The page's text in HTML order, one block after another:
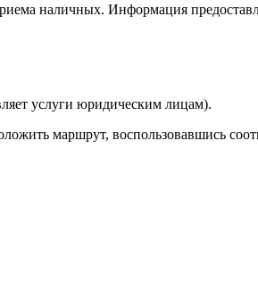
наличных. Информация
услуги юридическим лицам).
маршрут, воспользовавшись